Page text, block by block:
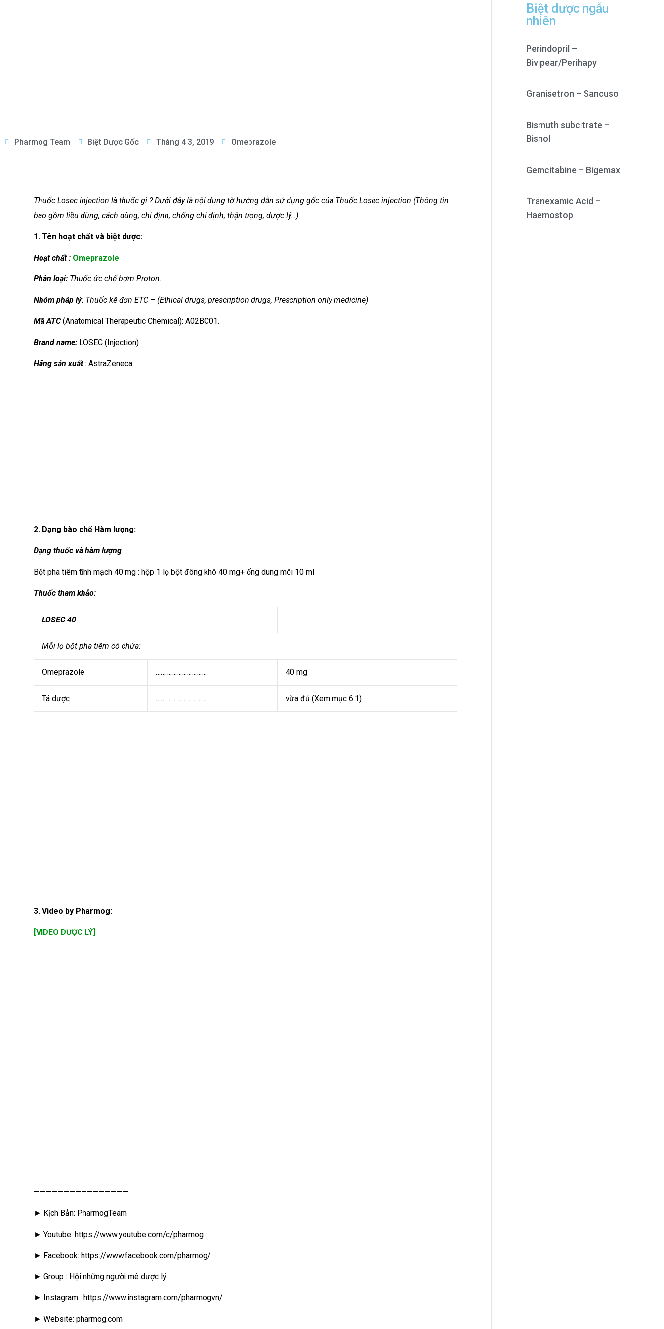
Pharmog Team Biệt Dược Gốc Tháng 4 3, 2019 Omeprazole
Thuốc Losec injection là thuốc gì ? Dưới đây là nội dung tờ hướng dẫn sử dụng gốc của Thuốc Losec injection (Thông tin
bao gồm liều dùng, cách dùng, chỉ định, chống chỉ định, thận trọng, dược lý…)
1. Tên hoạt chất và biệt dược:
Hoạt chất : Omeprazole
Phân loại: Thuốc ức chế bơm Proton.
Nhóm pháp lý: Thuốc kê đơn ETC – (Ethical drugs, prescription drugs, Prescription only medicine)
Mã ATC(Anatomical Therapeutic Chemical): A02BC01.
Brand name: LOSEC (Injection)
Hãng sản xuất: AstraZeneca
2. Dạng bào chế Hàm lượng:
Dạng thuốc và hàm lượng
Bột pha tiêm tĩnh mạch 40 mg : hộp 1 lọ bột đông khô 40 mg+ ống dung môi 10 ml
Thuốc tham khảo:
LOSEC 40
Mỗi lọ bột pha tiêm có chứa:
Omeprazole …………………………. 40 mg
Tá dược …………………………. vừa đủ (Xem mục 6.1)
3. Video by Pharmog:
[VIDEO DƯỢC LÝ]
————————————————
► Kịch Bản: PharmogTeam
► Youtube: https://www.youtube.com/c/pharmog
► Facebook: https://www.facebook.com/pharmog/
► Group : Hội những người mê dược lý
► Instagram : https://www.instagram.com/pharmogvn/
► Website: pharmog.com
Biệt dược ngẫu
nhiên
Perindopril –
Bivipear/Perihapy
Granisetron – Sancuso
Bismuth subcitrate –
Bisnol
Gemcitabine – Bigemax
Tranexamic Acid –
Haemostop